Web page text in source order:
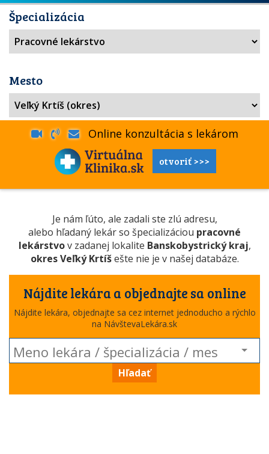
Špecializácia
Mesto
Online konzultácia s lekárom
otvoriť >>>
Je nám ľúto, ale zadali ste zlú adresu,
alebo hľadaný lekár so špecializáciou pracovné
lekárstvov zadanej lokalite Banskobystrický kraj,
okres Veľký Krtíšešte nie je v našej databáze.
Nájdite lekára a objednajte sa online
Nájdite lekára, objednajte sa cez internet jednoducho a rýchlo
na NávštevaLekára.sk
Hľadať